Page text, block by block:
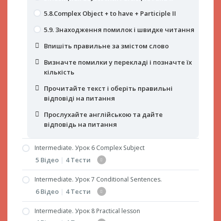
5.8.Complex Object + to have + Participle ІІ
5.9. Знаходження помилок і швидке читання
Впишіть правильне за змістом слово
Визначте помилки у перекладі і позначте їх
кількість
Прочитайте текст і оберіть правильні
відповіді на питання
Прослухайте англійською та дайте
відповідь на питання
Intermediate. Урок 6 Complex Subject
5 Відео | 4 Тести
6.1.Complex Subject
6.2. Вживання Complex Subject з дієсловами,
що виражають прохання, наказ,
Intermediate. Урок 7 Conditional Sentences.
6 Відео | 4 Тести
7.1. Conditional Sentences. Умовні речення 1-
Intermediate. Урок 8 Practical lesson